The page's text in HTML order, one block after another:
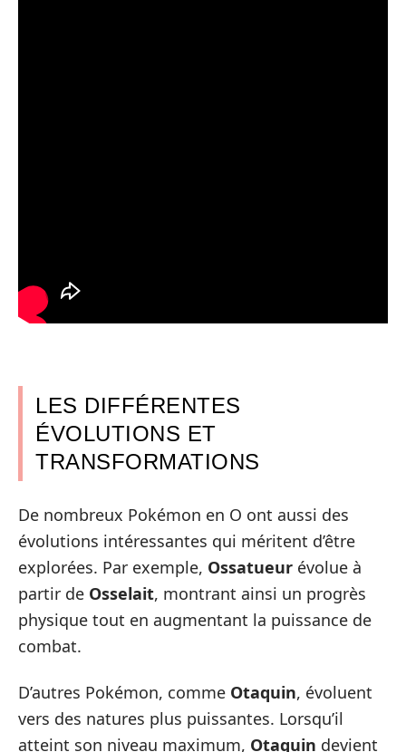
LES DIFFÉRENTES
ÉVOLUTIONS ET
TRANSFORMATIONS
De nombreux Pokémon en O ont aussi des
évolutions intéressantes qui méritent d’être
explorées. Par exemple, Ossatueur évolue à
partir de Osselait, montrant ainsi un progrès
physique tout en augmentant la puissance de
combat.
D’autres Pokémon, comme Otaquin, évoluent
vers des natures plus puissantes. Lorsqu’il
atteint son niveau maximum, Otaquin devient